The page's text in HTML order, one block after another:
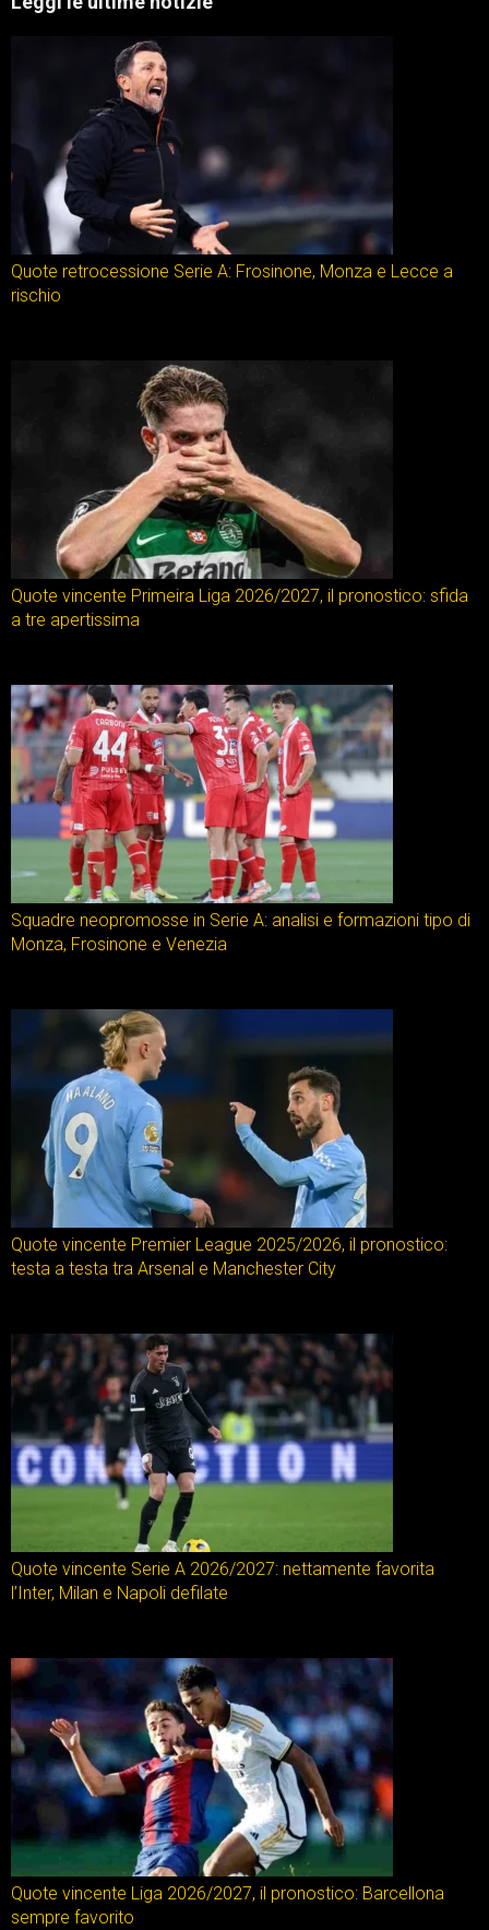
Quote retrocessione Serie A: Frosinone, Monza e Lecce a
rischio
Quote vincente Primeira Liga 2026/2027, il pronostico: sfida
a tre apertissima
Squadre neopromosse in Serie A: analisi e formazioni tipo di
Monza, Frosinone e Venezia
Quote vincente Premier League 2025/2026, il pronostico:
testa a testa tra Arsenal e Manchester City
Quote vincente Serie A 2026/2027: nettamente favorita
l’Inter, Milan e Napoli defilate
Quote vincente Liga 2026/2027, il pronostico: Barcellona
sempre favorito